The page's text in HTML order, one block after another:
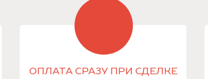
ОПЛАТА СРАЗУ ПРИ СДЕЛКЕ